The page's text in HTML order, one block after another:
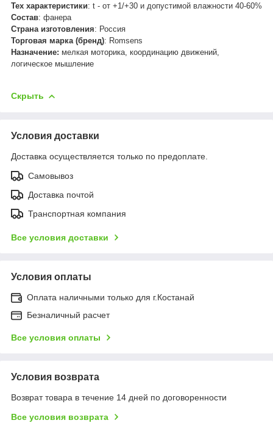
Тех характеристики: t - от +1/+30 и допустимой влажности 40-60%
Состав: фанера
Страна изготовления: Россия
Торговая марка (бренд): Romsens
Назначение: мелкая моторика, координацию движений,
логическое мышление
Скрыть
Условия доставки
Доставка осуществляется только по предоплате.
Самовывоз
Доставка почтой
Транспортная компания
Все условия доставки
Условия оплаты
Оплата наличными только для г.Костанай
Безналичный расчет
Все условия оплаты
Условия возврата
Возврат товара в течение 14 дней по договоренности
Все условия возврата